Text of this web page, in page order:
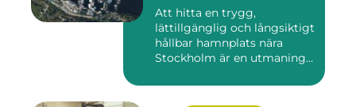
Att hitta en trygg,
lättillgänglig och långsiktigt
hållbar hamnplats nära
Stockholm är en utmaning